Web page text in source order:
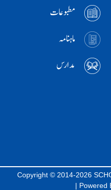
مطبوعات
ماہنامہ
مدارس
Copyright © 2014-2026
| Powered